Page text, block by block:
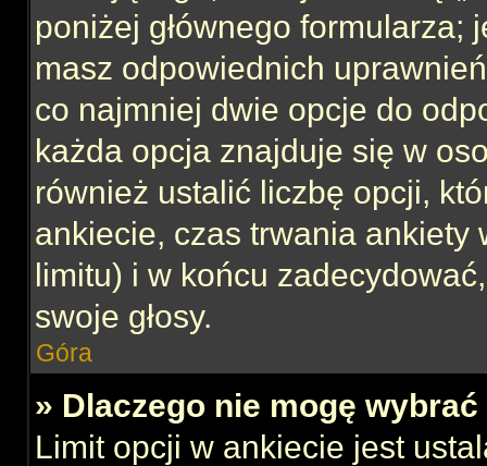
poniżej głównego formularza;
masz odpowiednich
co najmniej dwie opcje do
każda opcja znajduje się w
również ustalić liczbę opcji,
ankiecie, czas trwania ankiety
limitu) i w końcu
swoje głosy.
Góra
» Dlaczego nie mogę
Limit opcji w ankiecie jest